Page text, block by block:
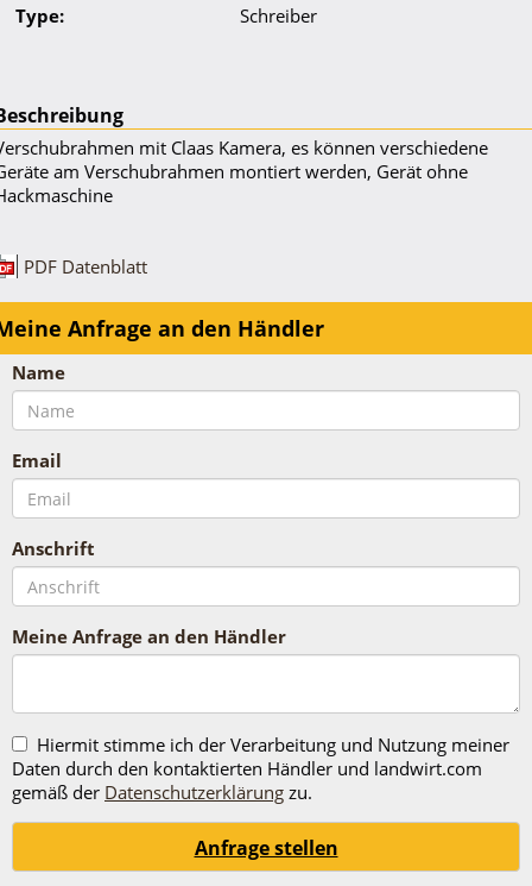
Type: Schreiber
mit Claas Kamera, es können verschiedene
am Verschubrahmen montiert werden, Gerät ohne
PDF Datenblatt
Anfrage an den Händler
Name
Email
Anschrift
Meine Anfrage an den Händler
Hiermit stimme ich der Verarbeitung und Nutzung meiner
Daten durch den kontaktierten Händler und landwirt.com
gemäß der Datenschutzerklärung zu.